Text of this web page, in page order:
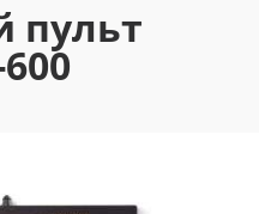
пульт